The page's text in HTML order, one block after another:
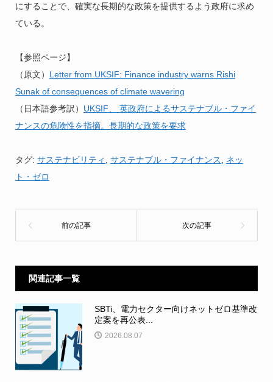
にすることで、確実な長期的な政策を提供するよう政府に求め
ている。
【参照ページ】
（原文） Letter from UKSIF: Finance industry warns Rishi
Sunak of consequences of climate wavering
（日本語参考訳） UKSIF、 英政府によるサステナブル・ファイ
ナンスの危険性を指摘。長期的な政策を要求
タグ: サステナビリティ サステナブル・ファイナンス
ネッ
ト・ゼロ
関連記事一覧
SBTi、電力セクター向けネットゼロ基準改
定案を再公表...
2026.08.07